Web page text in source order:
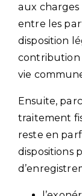
aux charges
entre les
disposition
contribution
vie
Ensuite,
traitement
reste en
dispositions